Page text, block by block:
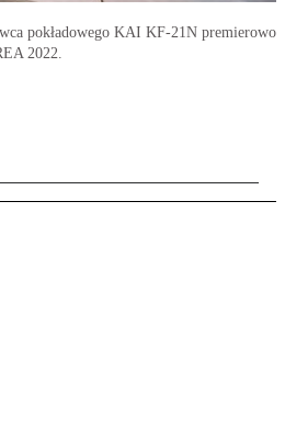
pokładowego KAI KF-21N premierowo
2022.